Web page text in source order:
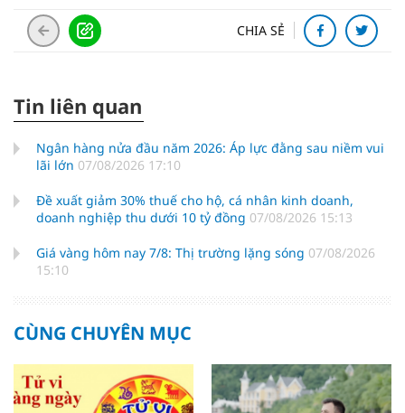
CHIA SẺ
Tin liên quan
Ngân hàng nửa đầu năm 2026: Áp lực đằng sau niềm vui
lãi lớn 07/08/2026 17:10
Đề xuất giảm 30% thuế cho hộ, cá nhân kinh doanh,
doanh nghiệp thu dưới 10 tỷ đồng 07/08/2026 15:13
Giá vàng hôm nay 7/8: Thị trường lặng sóng 07/08/2026
15:10
CÙNG CHUYÊN MỤC